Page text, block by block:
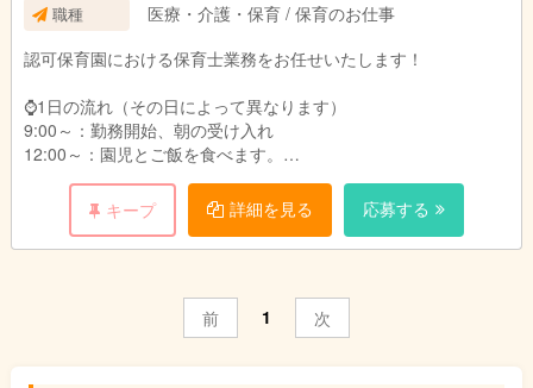
・4年生大学卒：月給261,710円
・2年制短大・専門卒：月給255,710円
給与詳細：
・基本給：167,391円～172,791円
・処遇改善Ⅰ手当：47,697円～47,697円
・処遇改善Ⅱ手当：5,039円～5,039円
・固定残業代15時間分：25,586円～26,186円
※固定残業代は時間外労働の有無にかかわらず、
シフト例：
・6:45～15:45
・8:00～17:00
・9:00～18:00
・10:00～19:00
・11:00～20:00
※土曜日出勤：月に2~3度程度
職種
医療・介護・保育 / 保育のお仕事
認可保育園における保育士業務をお任せいたします！
⌚1日の流れ（その日によって異なります）
9:00～：勤務開始、朝の受け入れ
12:00～：園児とご飯を食べます。
13:00～：休憩
14:00～：午睡見守り
15:00～：おやつの配膳
17:00～：降園、引き渡し
★昼食350円（おやつ付き）
★動きやすい服装で勤務OK!（制服等はございません。）
★実地試験なし
キープ 詳細を見る 応募する
前 1 次